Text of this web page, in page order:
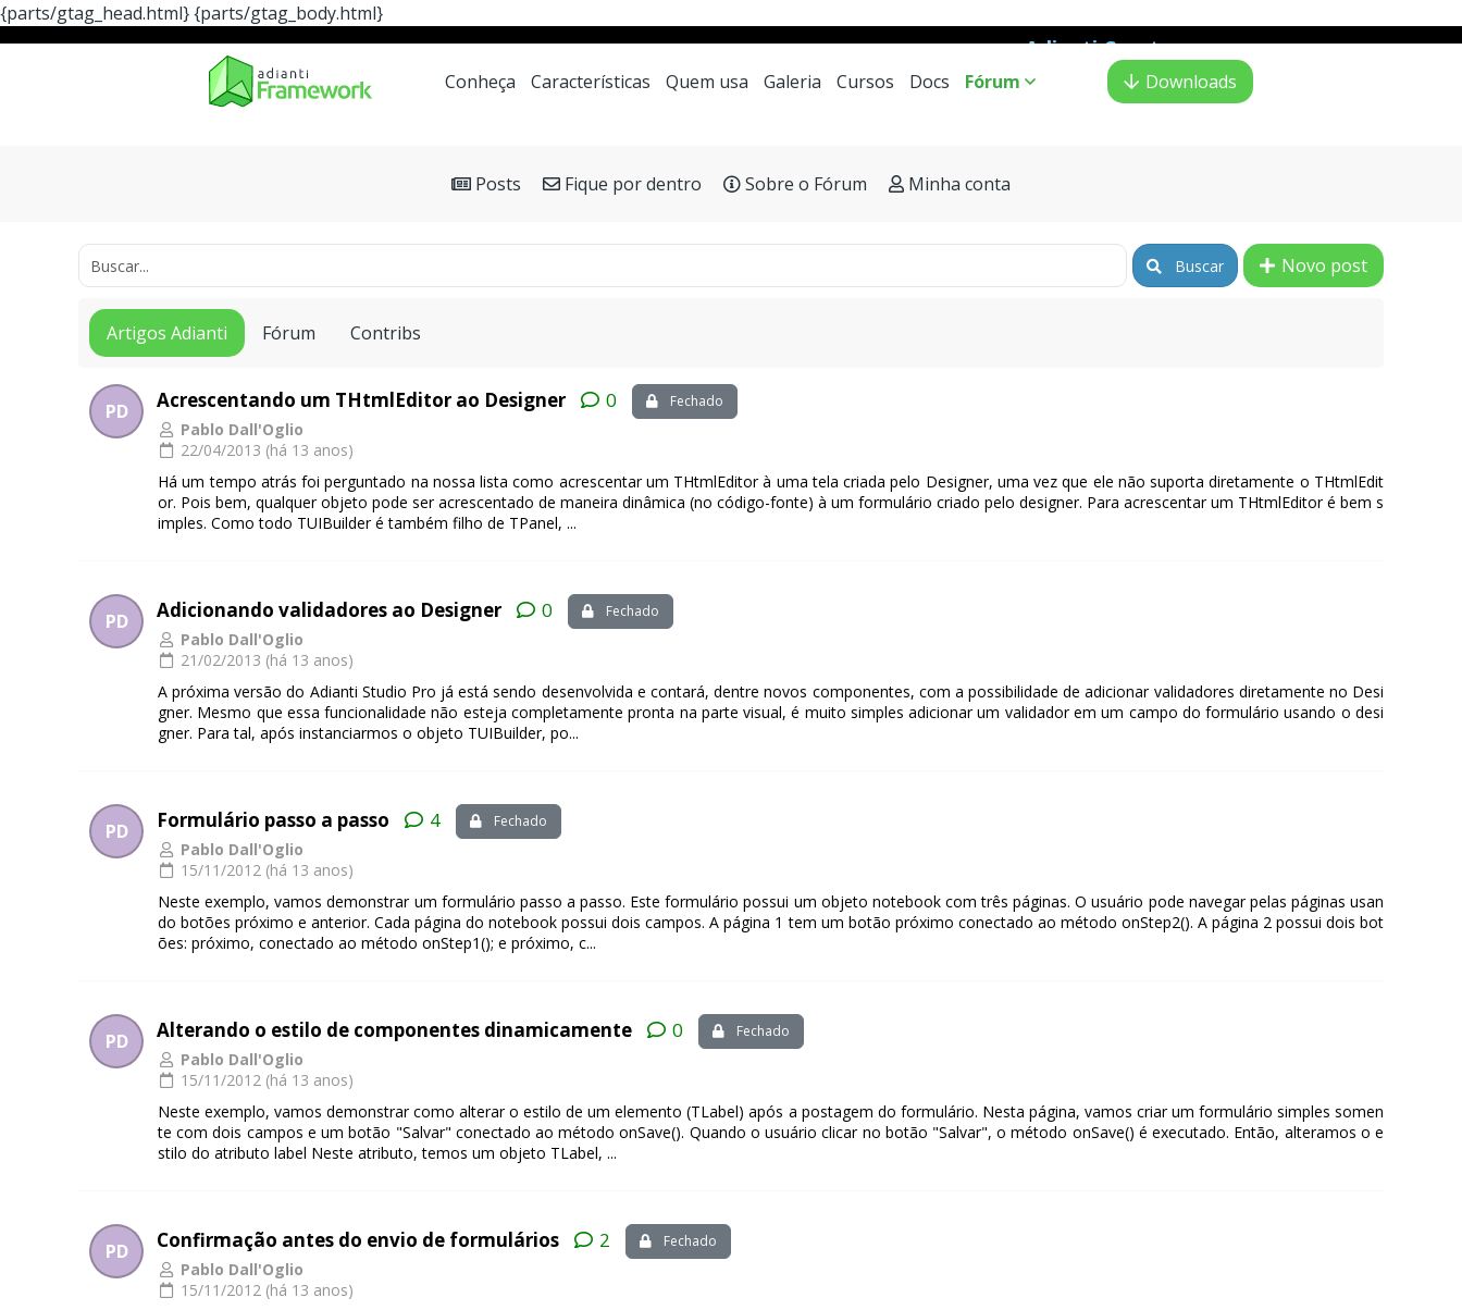
{parts/gtag_head.html}{parts/gtag_body.html}
ConheçaA Ferramenta LowCode mais moderna e veloz para desenvolvimento PHP:Adianti Creator
Conheça Características Quem usa Galeria Cursos Docs Fórum Downloads
Posts Fique por dentro Sobre o Fórum Minha conta
Buscar Novo post
Artigos Adianti Fórum Contribs
PD Acrescentando um THtmlEditor ao Designer 0 Fechado
Pablo Dall'Oglio
22/04/2013 (há 13 anos)
Há um tempo atrás foi perguntado na nossa lista como acrescentar um THtmlEditor à uma tela criada pelo Designer, uma vez que ele não suporta diretamente o THtmlEdit
or. Pois bem, qualquer objeto pode ser acrescentado de maneira dinâmica (no código-fonte) à um formulário criado pelo designer. Para acrescentar um THtmlEditor é bem s
imples. Como todo TUIBuilder é também filho de TPanel, ...
PD Adicionando validadores ao Designer 0 Fechado
Pablo Dall'Oglio
21/02/2013 (há 13 anos)
A próxima versão do Adianti Studio Pro já está sendo desenvolvida e contará, dentre novos componentes, com a possibilidade de adicionar validadores diretamente no Desi
gner. Mesmo que essa funcionalidade não esteja completamente pronta na parte visual, é muito simples adicionar um validador em um campo do formulário usando o desi
gner. Para tal, após instanciarmos o objeto TUIBuilder, po...
PD Formulário passo a passo 4 Fechado
Pablo Dall'Oglio
15/11/2012 (há 13 anos)
Neste exemplo, vamos demonstrar um formulário passo a passo. Este formulário possui um objeto notebook com três páginas. O usuário pode navegar pelas páginas usan
do botões próximo e anterior. Cada página do notebook possui dois campos. A página 1 tem um botão próximo conectado ao método onStep2(). A página 2 possui dois bot
ões: próximo, conectado ao método onStep1(); e próximo, c...
PD Alterando o estilo de componentes dinamicamente 0 Fechado
Pablo Dall'Oglio
15/11/2012 (há 13 anos)
Neste exemplo, vamos demonstrar como alterar o estilo de um elemento (TLabel) após a postagem do formulário. Nesta página, vamos criar um formulário simples somen
te com dois campos e um botão "Salvar" conectado ao método onSave(). Quando o usuário clicar no botão "Salvar", o método onSave() é executado. Então, alteramos o e
stilo do atributo label Neste atributo, temos um objeto TLabel, ...
PD Confirmação antes do envio de formulários 2 Fechado
Pablo Dall'Oglio
15/11/2012 (há 13 anos)